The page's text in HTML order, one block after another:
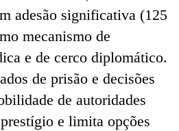
adesão significativa (125
mecanismo de
e de cerco diplomático.
de prisão e decisões
de autoridades
e limita opções